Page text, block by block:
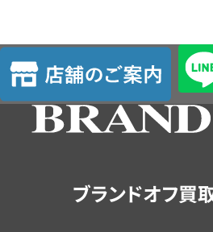
店
舗
の
ブランドオフ買